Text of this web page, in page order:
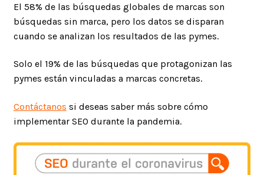
El 58% de las búsquedas globales de marcas son
búsquedas sin marca, pero los datos se disparan
cuando se analizan los resultados de las pymes.
Solo el 19% de las búsquedas que protagonizan las
pymes están vinculadas a marcas concretas.
Contáctanos si deseas saber más sobre cómo
implementar SEO durante la pandemia.